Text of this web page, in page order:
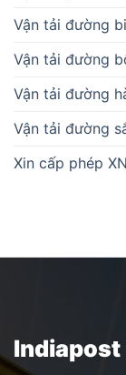
Vận tải đường
Vận tải đường
Vận tải đường
Vận tải đường
Xin cấp phép